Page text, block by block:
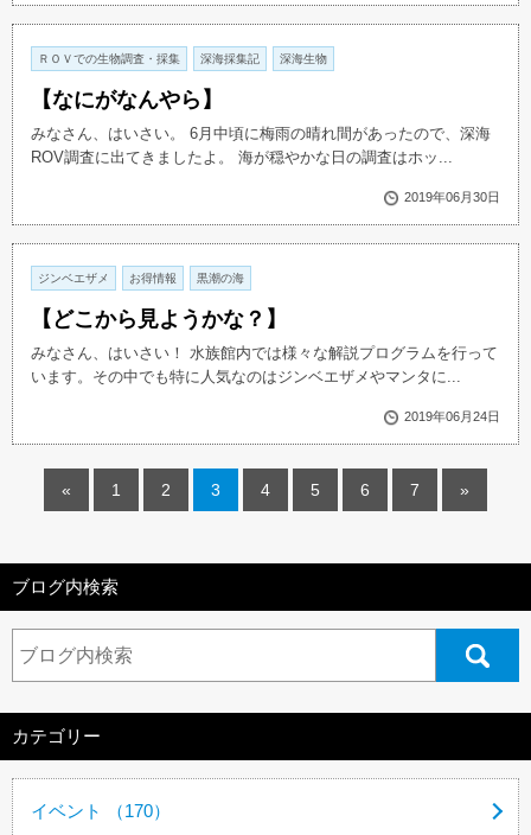
ＲＯＶでの生物調査・採集 深海採集記 深海生物
【なにがなんやら】
みなさん、はいさい。 6月中頃に梅雨の晴れ間があったので、深海
ROV調査に出てきましたよ。 海が穏やかな日の調査はホッ...
2019年06月30日
ジンベエザメ お得情報 黒潮の海
【どこから見ようかな？】
みなさん、はいさい！ 水族館内では様々な解説プログラムを行って
います。その中でも特に人気なのはジンベエザメやマンタに...
2019年06月24日
« 1 2 3 4 5 6 7 »
ブログ内検索
カテゴリー
イベント （170）